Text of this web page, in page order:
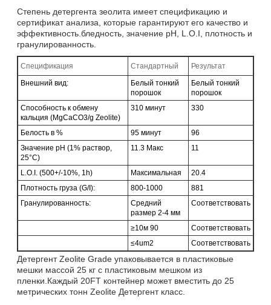
Степень детергента зеолита имеет спецификацию и
сертификат анализа, которые гарантируют его качество и
эффективность.бледность, значение pH, L.O.I, плотность и
гранулированность.
Спецификация Стандартный
Результат
Внешний вид:
Белый тонкий
порошок
Белый тонкий
порошок
Способность к обмену
кальция (MgCaCO3/g Zeolite)
310 минут 330
Белость в % 95 минут
96
Значение pH (1% раствор,
25°C)
11.3 Макс 11
L.O.I. (500+/-10%, 1h) Максимальная
20.4
Плотность груза (G/I):
800-1000
881
Гранулированность:
Средний
размер 2-4 мм
Соответствовать
≥10м 90
Соответствовать
≤4um2
Соответствовать
Детергент Zeolite Grade упаковывается в пластиковые
мешки массой 25 кг с пластиковым мешком из
пленки.Каждый 20FT контейнер может вместить до 25
метрических тонн Zeolite Детергент класс.